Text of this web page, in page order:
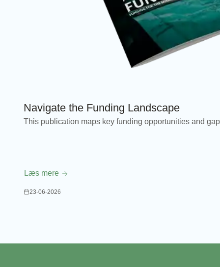
Navigate the Funding Landscape
This publication maps key funding opportunities and
Læs mere
23-06-2026